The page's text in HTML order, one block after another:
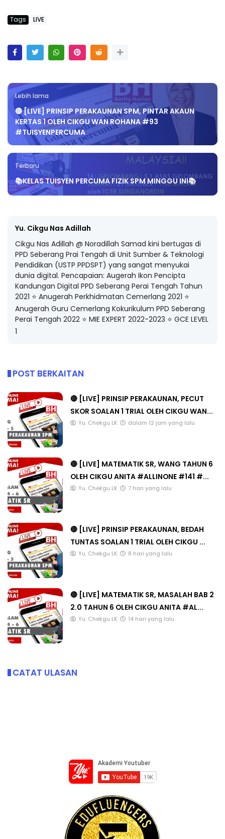
Tags LIVE
Lebih lama
🔴 [LIVE] PRINSIP PERAKAUNAN SPM, PINTAR AKAUN
KERTAS 1 OLEH CIKGU WAN ROHANA #93
#TUISYENPERCUMA
Terbaru
📚KELAS TUISYEN PERCUMA FIZIK SPM MINGGU INI📚
Yu. Cikgu Nas Adillah
Cikgu Nas Adillah @ Noradillah Samad kini bertugas di
PPD Seberang Prai Tengah di Unit Sumber & Teknologi
Pendidikan (USTP PPDSPT) yang sangat menyukai
dunia digital. Pencapaian: Augerah Ikon Pencipta
Kandungan Digital PPD Seberang Perai Tengah Tahun
2021 ⭐️ Anugerah Perkhidmatan Cemerlang 2021 ⭐️
Anugerah Guru Cemerlang Kokurikulum PPD Seberang
Perai Tengah 2022 ⭐️ MIE EXPERT 2022-2023 ⭐️ GCE LEVEL
1
POST BERKAITAN
🔴 [LIVE] PRINSIP PERAKAUNAN, PECUT
SKOR SOALAN 1 TRIAL OLEH CIKGU WAN...
Yu. Chekgu LK dalam 12 jam yang lalu
🔴 [LIVE] MATEMATIK SR, WANG TAHUN 6
OLEH CIKGU ANITA #ALLINONE #141 #...
Yu. Chekgu LK 7 hari yang lalu
🔴 [LIVE] PRINSIP PERAKAUNAN, BEDAH
TUNTAS SOALAN 1 TRIAL OLEH CIKGU ...
Yu. Chekgu LK 8 hari yang lalu
🔴 [LIVE] MATEMATIK SR, MASALAH BAB 2
2.0 TAHUN 6 OLEH CIKGU ANITA #AL...
Yu. Chekgu LK 14 hari yang lalu
CATAT ULASAN